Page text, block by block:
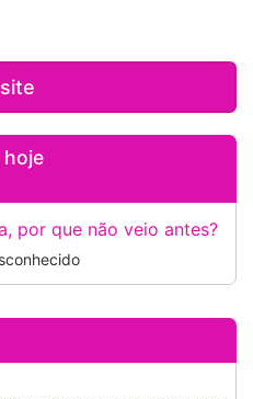
hoje
por que não veio antes?